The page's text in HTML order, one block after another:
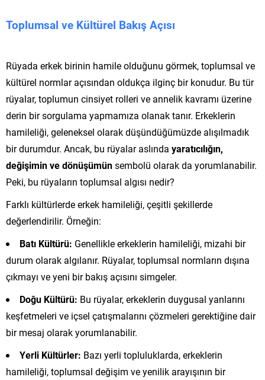
Toplumsal ve Kültürel Bakış Açısı
Rüyada erkek birinin hamile olduğunu görmek, toplumsal ve
kültürel normlar açısından oldukça ilginç bir konudur. Bu tür
rüyalar, toplumun cinsiyet rolleri ve annelik kavramı üzerine
derin bir sorgulama yapmamıza olanak tanır. Erkeklerin
hamileliği, geleneksel olarak düşündüğümüzde alışılmadık
bir durumdur. Ancak, bu rüyalar aslında yaratıcılığın,
değişimin ve dönüşümünsembolü olarak da yorumlanabilir.
Peki, bu rüyaların toplumsal algısı nedir?
Farklı kültürlerde erkek hamileliği, çeşitli şekillerde
değerlendirilir. Örneğin:
Batı Kültürü: Genellikle erkeklerin hamileliği, mizahi bir
durum olarak algılanır. Rüyalar, toplumsal normların dışına
çıkmayı ve yeni bir bakış açısını simgeler.
Doğu Kültürü: Bu rüyalar, erkeklerin duygusal yanlarını
keşfetmeleri ve içsel çatışmalarını çözmeleri gerektiğine dair
bir mesaj olarak yorumlanabilir.
Yerli Kültürler: Bazı yerli topluluklarda, erkeklerin
hamileliği, toplumsal değişim ve yenilik arayışının bir